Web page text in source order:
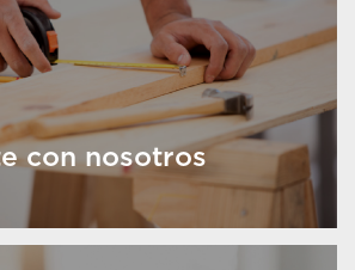
con nosotros